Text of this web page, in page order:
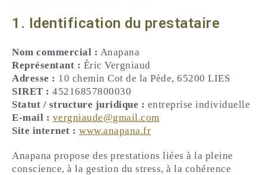
1. Identification du prestataire
Nom commercial : Anapana
Représentant : Éric Vergniaud
Adresse : 10 chemin Cot de la Pède, 65200 LIES
SIRET : 45216857800030
Statut / structure juridique : entreprise individuelle
E-mail : vergniaude@gmail.com
Site internet : www.anapana.fr
Anapana propose des prestations liées à la pleine
conscience, à la gestion du stress, à la cohérence